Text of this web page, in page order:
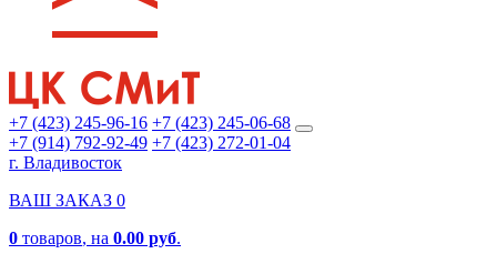
+7 (423) 245-96-16 +7 (423) 245-06-68
+7 (914) 792-92-49 +7 (423) 272-01-04
г. Владивосток
ВАШ ЗАКАЗ 0
0 товаров, на 0.00 руб.